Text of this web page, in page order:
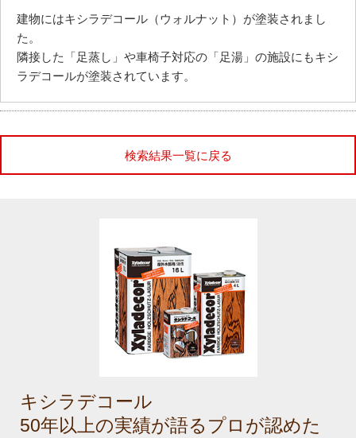
建物にはキシラデコール（ウォルナット）が塗装されまし
た。
隣接した「足蒸し」や車椅子対応の「足湯」の施設にもキシ
ラデコールが塗装されています。
検索結果一覧に戻る
キシラデコール
50年以上の実績が語るプロが認めた